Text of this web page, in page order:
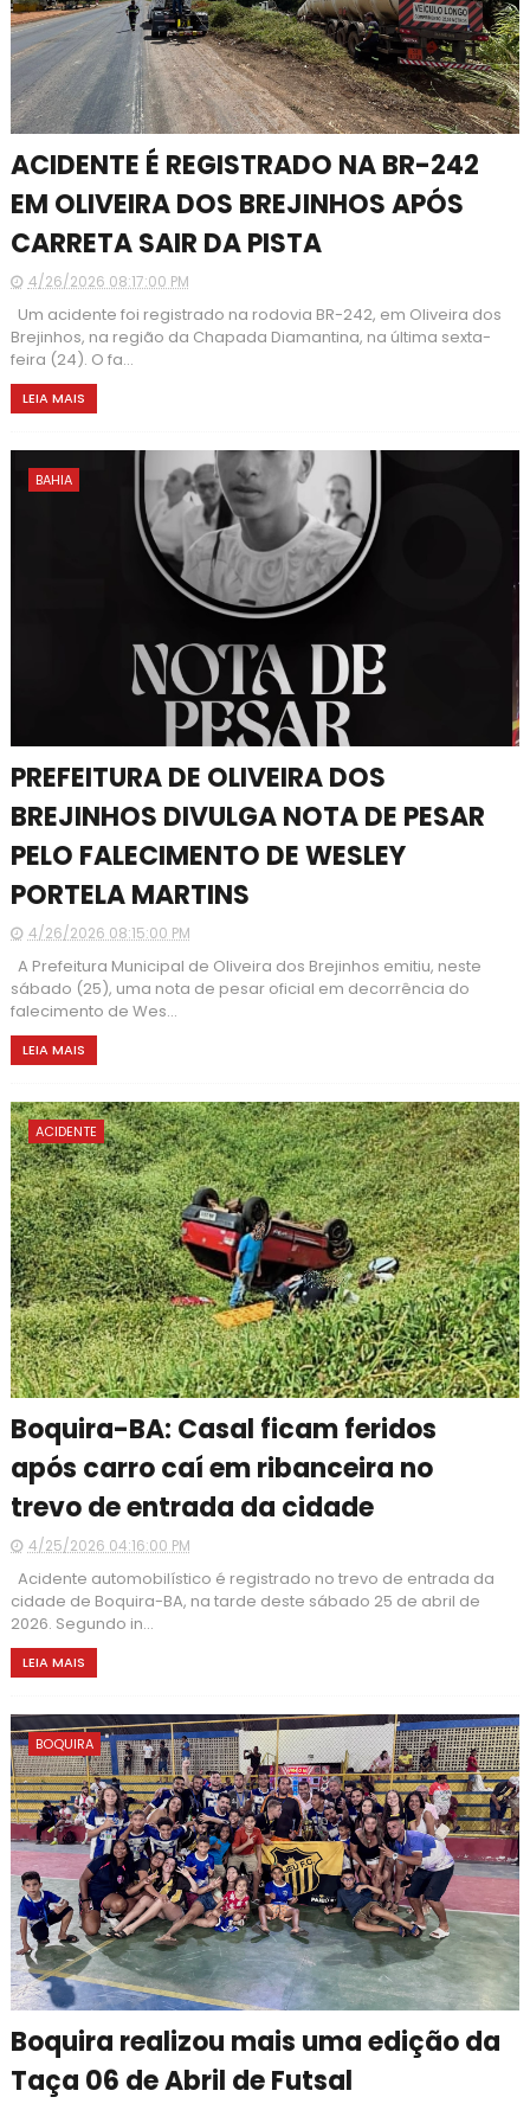
ACIDENTE É REGISTRADO NA BR-242
EM OLIVEIRA DOS BREJINHOS APÓS
CARRETA SAIR DA PISTA
4/26/2026 08:17:00 PM
Um acidente foi registrado na rodovia BR-242, em Oliveira dos
Brejinhos, na região da Chapada Diamantina, na última sexta-
feira (24). O fa...
LEIA MAIS
BAHIA
PREFEITURA DE OLIVEIRA DOS
BREJINHOS DIVULGA NOTA DE PESAR
PELO FALECIMENTO DE WESLEY
PORTELA MARTINS
4/26/2026 08:15:00 PM
A Prefeitura Municipal de Oliveira dos Brejinhos emitiu, neste
sábado (25), uma nota de pesar oficial em decorrência do
falecimento de Wes...
LEIA MAIS
ACIDENTE
Boquira-BA: Casal ficam feridos
após carro caí em ribanceira no
trevo de entrada da cidade
4/25/2026 04:16:00 PM
Acidente automobilístico é registrado no trevo de entrada da
cidade de Boquira-BA, na tarde deste sábado 25 de abril de
2026. Segundo in...
LEIA MAIS
BOQUIRA
Boquira realizou mais uma edição da
Taça 06 de Abril de Futsal